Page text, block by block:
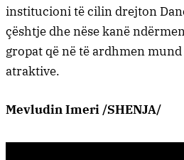
institucioni të cilin drejton
çështje dhe nëse kanë
gropat që në të ardhmen
atraktive.
Mevludin Imeri /SHENJA/